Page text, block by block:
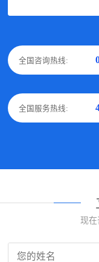
全国咨询热线:
全国服务热线:
现在